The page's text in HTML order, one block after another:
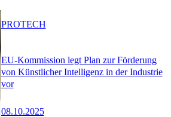
EU-Kommission legt Plan zur Förderung
von Künstlicher Intelligenz in der Industrie
vor
08.10.2025
PROTECH